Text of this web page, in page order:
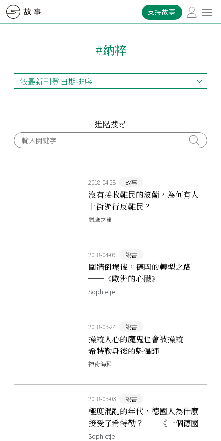
支持故事
#納粹
依最新刊登日期排序
依最新刊登日期排序
進階搜尋
2018-04-28 故事
沒有接收難民的波蘭，為何有人
上街遊行反難民？
獵鷹之巢
2018-04-09 說書
圍牆倒塌後，德國的轉型之路
──《歐洲的心臟》
Sophietje
2018-03-24 說書
操縱人心的魔鬼也會被操縱──
希特勒身後的魁儡師
神奇海獅
2018-03-03 說書
極度混亂的年代，德國人為什麼
接受了希特勒？──《一個德國
人的故事》
Sophietje